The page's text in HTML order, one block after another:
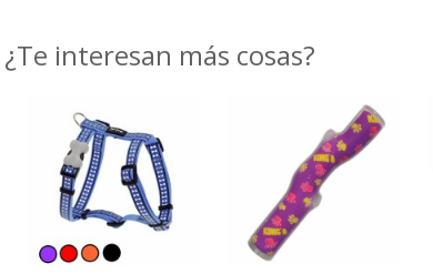
¿Te interesan más cosas?